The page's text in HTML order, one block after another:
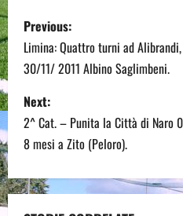
P
o
s
t
n
a
Previous:
Limina: Quattro turni ad
30/11/ 2011 Albino Saglimbeni.
Next:
2^ Cat. – Punita la Città di Naro
8 mesi a Zito (Peloro).